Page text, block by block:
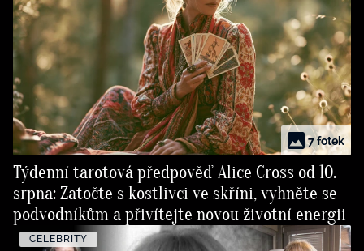
7 fotek
Týdenní tarotová předpověď Alice Cross od 10.
srpna: Zatočte s kostlivci ve skříni, vyhněte se
podvodníkům a přivítejte novou životní energii
CELEBRITY